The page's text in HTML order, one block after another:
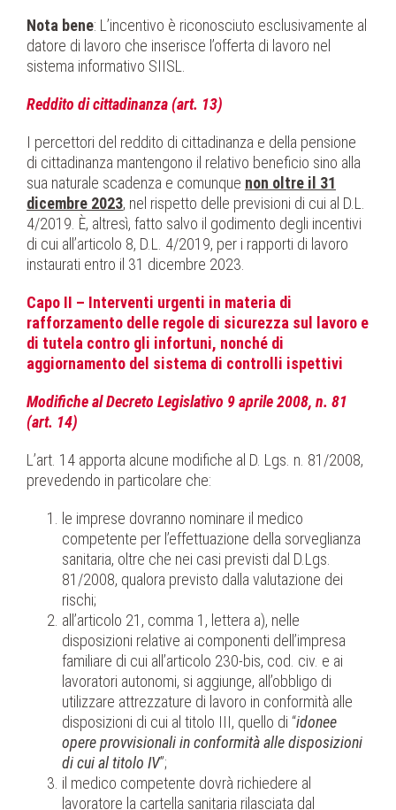
Nota bene: L’incentivo è riconosciuto esclusivamente al
datore di lavoro che inserisce l’offerta di lavoro nel
sistema informativo SIISL.
Reddito di cittadinanza (art. 13)
I percettori del reddito di cittadinanza e della pensione
di cittadinanza mantengono il relativo beneficio sino alla
sua naturale scadenza e comunque non oltre il 31
dicembre 2023, nel rispetto delle previsioni di cui al D.L.
4/2019. È, altresì, fatto salvo il godimento degli incentivi
di cui all’articolo 8, D.L. 4/2019, per i rapporti di lavoro
instaurati entro il 31 dicembre 2023.
Capo II – Interventi urgenti in materia di
rafforzamento delle regole di sicurezza sul lavoro e
di tutela contro gli infortuni, nonché di
aggiornamento del sistema di controlli ispettivi
Modifiche al Decreto Legislativo 9 aprile 2008, n. 81
(art. 14)
L’art. 14 apporta alcune modifiche al D. Lgs. n. 81/2008,
prevedendo in particolare che:
le imprese dovranno nominare il medico
competente per l’effettuazione della sorveglianza
sanitaria, oltre che nei casi previsti dal D.Lgs.
81/2008, qualora previsto dalla valutazione dei
rischi;
all’articolo 21, comma 1, lettera a), nelle
disposizioni relative ai componenti dell’impresa
familiare di cui all’articolo 230-bis, cod. civ. e ai
lavoratori autonomi, si aggiunge, all’obbligo di
utilizzare attrezzature di lavoro in conformità alle
disposizioni di cui al titolo III, quello di “idonee
opere provvisionali in conformità alle disposizioni
di cui al titolo IV”;
il medico competente dovrà richiedere al
lavoratore la cartella sanitaria rilasciata dal